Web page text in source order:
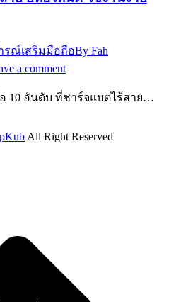
รณ์เสริมมือถือBy Fah
a comment
10 อันดับ ที่ชาร์จแบตไร้สาย…
All Right Reserved